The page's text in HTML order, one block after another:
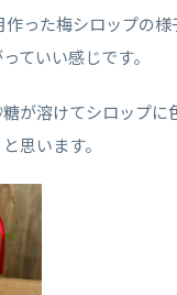
った梅シロップの様
ていい感じです。
溶けてシロップに
思います。